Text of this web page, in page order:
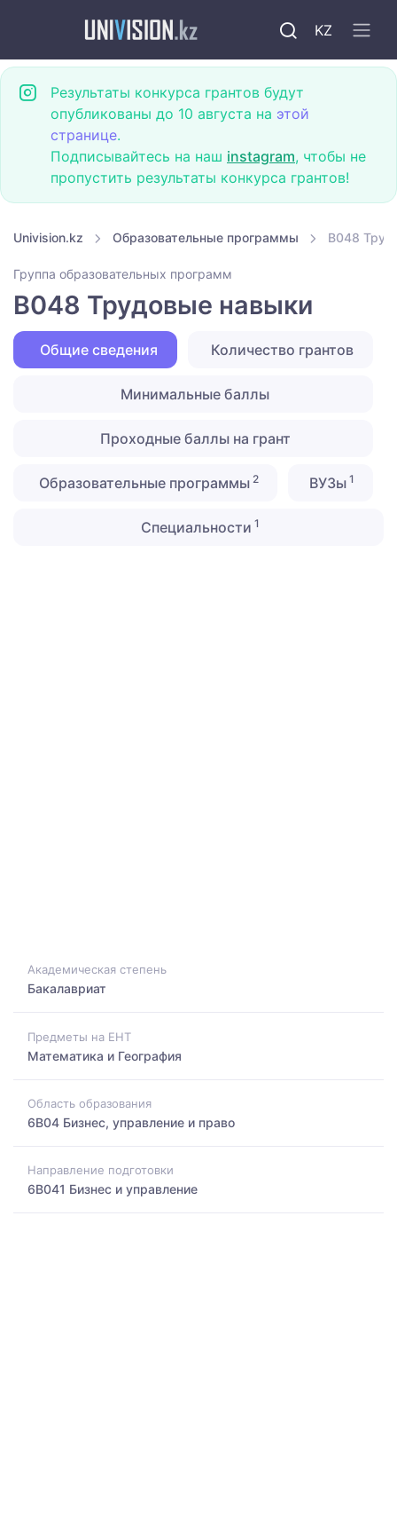
KZ
Результаты конкурса грантов будут
опубликованы до 10 августа на этой
странице.
Подписывайтесь на наш instagram, чтобы не
пропустить результаты конкурса грантов!
Univision.kz Образовательные программы B048
Группа образовательных программ
B048 Трудовые навыки
Общие сведения Количество грантов
Минимальные баллы
Проходные баллы на грант
Образовательные программы2 ВУЗы 1
Специальности 1
Академическая степень
Бакалавриат
Предметы на ЕНТ
Математика и География
Область образования
6B04 Бизнес, управление и право
Направление подготовки
6B041 Бизнес и управление